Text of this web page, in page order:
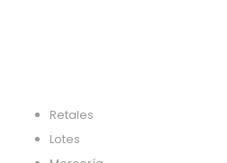
Retales
Lotes